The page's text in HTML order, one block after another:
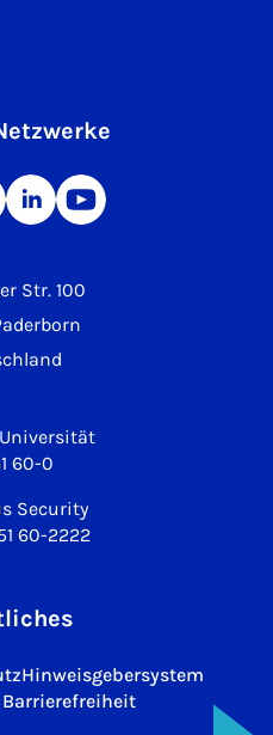
Str. 100
60-0
Security
60-2222
Hinweisgebersystem